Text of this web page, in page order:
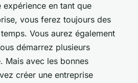
en tant que
vous ferez toujours des
Vous aurez également
démarrez plusieurs
Mais avec les bonnes
créer une entreprise